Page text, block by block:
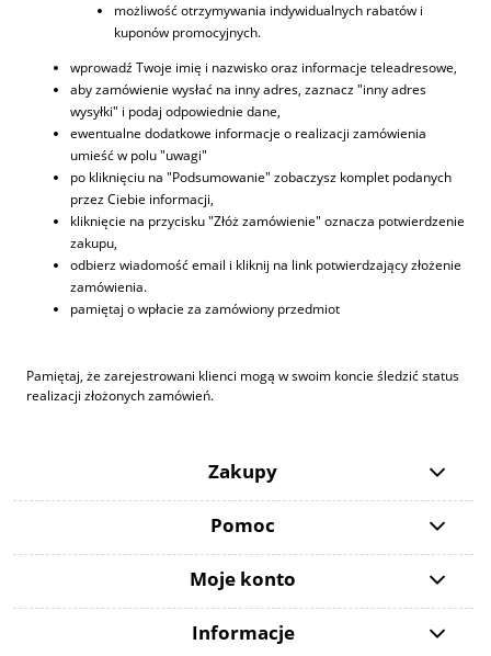
możliwość otrzymywania indywidualnych rabatów i
kuponów promocyjnych.
wprowadź Twoje imię i nazwisko oraz informacje teleadresowe,
aby zamówienie wysłać na inny adres, zaznacz "inny adres
wysyłki" i podaj odpowiednie dane,
ewentualne dodatkowe informacje o realizacji zamówienia
umieść w polu "uwagi"
po kliknięciu na "Podsumowanie" zobaczysz komplet podanych
przez Ciebie informacji,
kliknięcie na przycisku "Złóż zamówienie" oznacza potwierdzenie
zakupu,
odbierz wiadomość email i kliknij na link potwierdzający złożenie
zamówienia.
pamiętaj o wpłacie za zamówiony przedmiot
Pamiętaj, że zarejestrowani klienci mogą w swoim koncie śledzić status
realizacji złożonych zamówień.
Zakupy
Pomoc
Moje konto
Informacje